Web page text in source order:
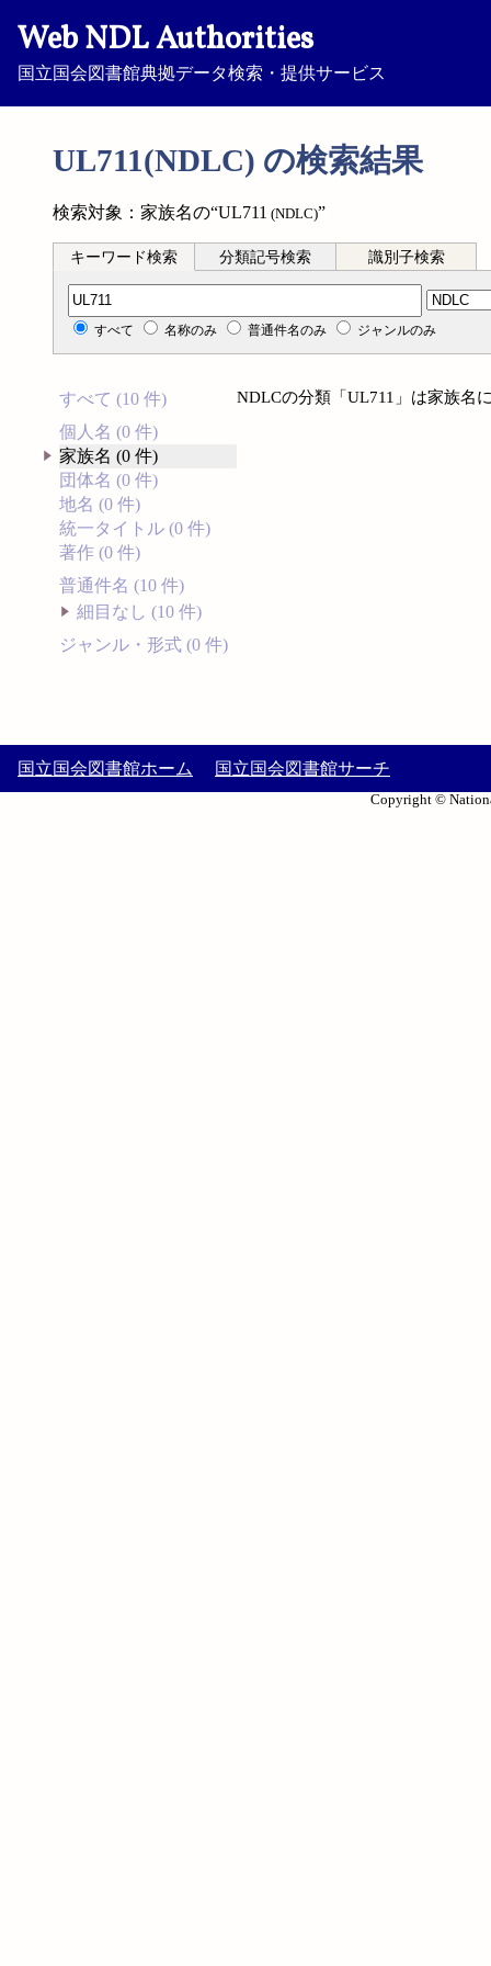
Web NDL Authorities
国立国会図書館典拠データ検索・提供サービス
UL711(NDLC) の検索結果
検索対象：家族名の“UL711 (NDLC)”
キーワード検索 分類記号検索 識別子検索
分類記号検索
すべて 名称のみ 普通件名のみ ジャンルのみ
すべて (10 件)
個人名 (0 件)
家族名 (0 件)
団体名 (0 件)
地名 (0 件)
統一タイトル (0 件)
著作 (0 件)
普通件名 (10 件)
細目なし (10 件)
ジャンル・形式 (0 件)
NDLCの分類「UL711」は家族名
国立国会図書館ホーム 国立国会図書館サーチ
Copyright ©